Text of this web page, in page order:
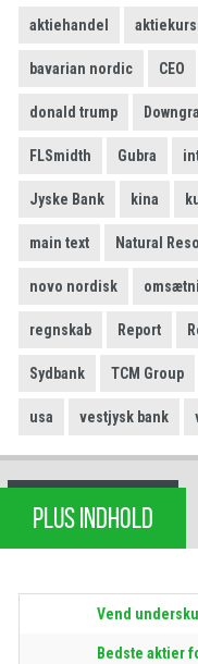
aktiehandel
bavarian nordic CEO
donald trump
FLSmidth Gubra
Jyske Bank kina
main text Natural
novo nordisk
regnskab Report
Sydbank TCM Group
usa vestjysk bank
PLUS INDHOLD
Vend
Bedste aktier